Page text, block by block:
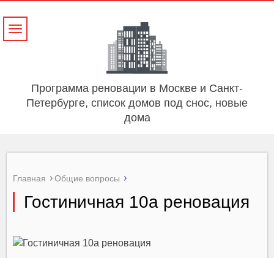
Программа реновации в Москве и Санкт-
Петербурге, список домов под снос, новые
дома
Навигация
Главная Общие вопросы
Гостиничная 10а реновация